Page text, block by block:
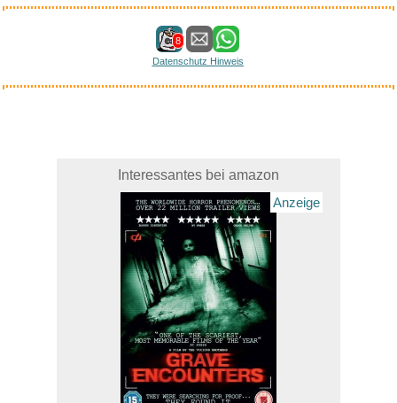
8
Datenschutz Hinweis
Interessantes bei amazon
Anzeige